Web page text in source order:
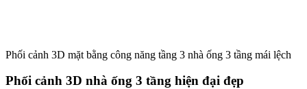
Phối cảnh 3D mặt bằng công năng tầng 3 nhà ống 3 tầng mái lệch
Phối cảnh 3D nhà ống 3 tầng hiện đại đẹp